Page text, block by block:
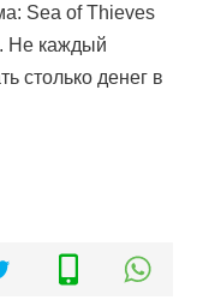
Sea of Thieves
Не каждый
столько денег в